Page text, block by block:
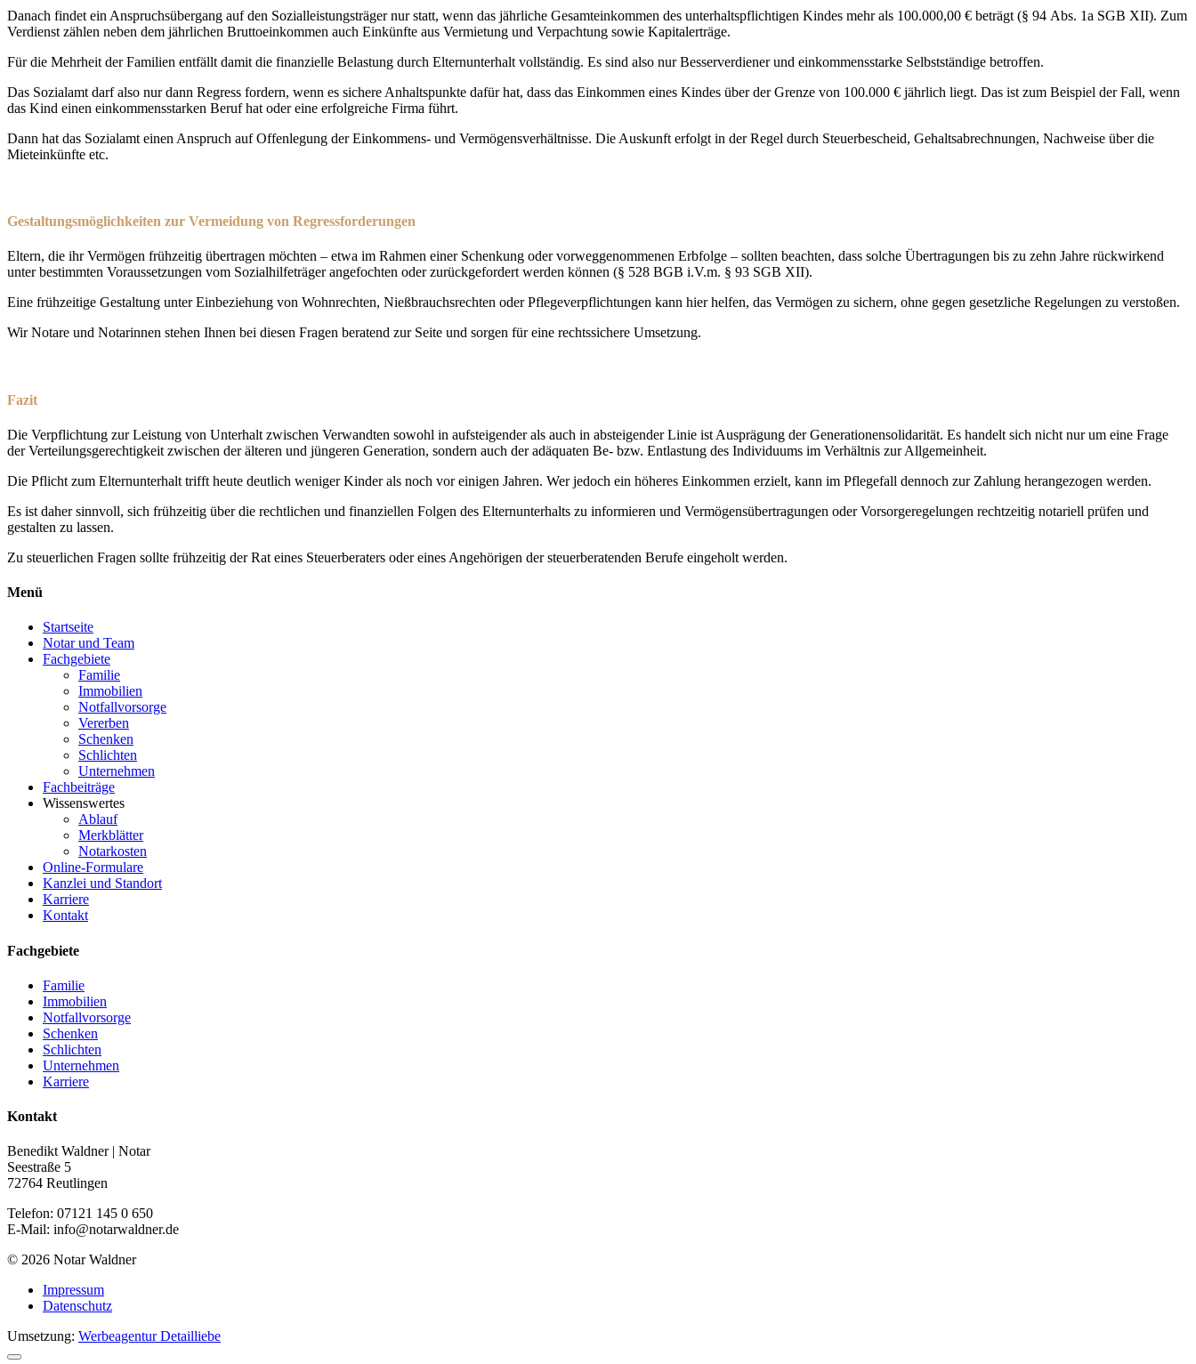
Danach findet ein Anspruchsübergang auf den Sozialleistungsträger nur statt, wenn das jährliche Gesamteinkommen des unterhaltspflichtigen Kindes mehr als 100.000,00 € beträgt (§ 94 Abs. 1a SGB XII). Zum
Verdienst zählen neben dem jährlichen Bruttoeinkommen auch Einkünfte aus Vermietung und Verpachtung sowie Kapitalerträge.
Für die Mehrheit der Familien entfällt damit die finanzielle Belastung durch Elternunterhalt vollständig. Es sind also nur Besserverdiener und einkommensstarke Selbstständige betroffen.
Das Sozialamt darf also nur dann Regress fordern, wenn es sichere Anhaltspunkte dafür hat, dass das Einkommen eines Kindes über der Grenze von 100.000 € jährlich liegt. Das ist zum Beispiel der Fall, wenn
das Kind einen einkommensstarken Beruf hat oder eine erfolgreiche Firma führt.
Dann hat das Sozialamt einen Anspruch auf Offenlegung der Einkommens- und Vermögensverhältnisse. Die Auskunft erfolgt in der Regel durch Steuerbescheid, Gehaltsabrechnungen, Nachweise über die
Mieteinkünfte etc.
Gestaltungsmöglichkeiten zur Vermeidung von Regressforderungen
Eltern, die ihr Vermögen frühzeitig übertragen möchten – etwa im Rahmen einer Schenkung oder vorweggenommenen Erbfolge – sollten beachten, dass solche Übertragungen bis zu zehn Jahre rückwirkend
unter bestimmten Voraussetzungen vom Sozialhilfeträger angefochten oder zurückgefordert werden können (§ 528 BGB i.V.m. § 93 SGB XII).
Eine frühzeitige Gestaltung unter Einbeziehung von Wohnrechten, Nießbrauchsrechten oder Pflegeverpflichtungen kann hier helfen, das Vermögen zu sichern, ohne gegen gesetzliche Regelungen zu verstoßen.
Wir Notare und Notarinnen stehen Ihnen bei diesen Fragen beratend zur Seite und sorgen für eine rechtssichere Umsetzung.
Fazit
Die Verpflichtung zur Leistung von Unterhalt zwischen Verwandten sowohl in aufsteigender als auch in absteigender Linie ist Ausprägung der Generationensolidarität. Es handelt sich nicht nur um eine Frage
der Verteilungsgerechtigkeit zwischen der älteren und jüngeren Generation, sondern auch der adäquaten Be- bzw. Entlastung des Individuums im Verhältnis zur Allgemeinheit.
Die Pflicht zum Elternunterhalt trifft heute deutlich weniger Kinder als noch vor einigen Jahren. Wer jedoch ein höheres Einkommen erzielt, kann im Pflegefall dennoch zur Zahlung herangezogen werden.
Es ist daher sinnvoll, sich frühzeitig über die rechtlichen und finanziellen Folgen des Elternunterhalts zu informieren und Vermögensübertragungen oder Vorsorgeregelungen rechtzeitig notariell prüfen und
gestalten zu lassen.
Zu steuerlichen Fragen sollte frühzeitig der Rat eines Steuerberaters oder eines Angehörigen der steuerberatenden Berufe eingeholt werden.
Menü
Startseite
Notar und Team
Fachgebiete
Familie
Immobilien
Notfallvorsorge
Vererben
Schenken
Schlichten
Unternehmen
Fachbeiträge
Wissenswertes
Ablauf
Merkblätter
Notarkosten
Online-Formulare
Kanzlei und Standort
Karriere
Kontakt
Fachgebiete
Familie
Immobilien
Notfallvorsorge
Schenken
Schlichten
Unternehmen
Karriere
Kontakt
Benedikt Waldner | Notar
Seestraße 5
72764 Reutlingen
Telefon: 07121 145 0 650
E-Mail: info@notarwaldner.de
© 2026 Notar Waldner
Impressum
Datenschutz
Umsetzung: Werbeagentur Detailliebe